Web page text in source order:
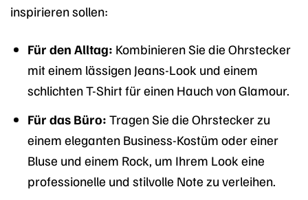
inspirieren sollen:
Für den Alltag: Kombinieren Sie die Ohrstecker
mit einem lässigen Jeans-Look und einem
schlichten T-Shirt für einen Hauch von Glamour.
Für das Büro: Tragen Sie die Ohrstecker zu
einem eleganten Business-Kostüm oder einer
Bluse und einem Rock, um Ihrem Look eine
professionelle und stilvolle Note zu verleihen.